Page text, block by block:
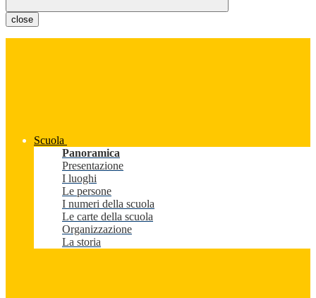
close
Scuola
Panoramica
Presentazione
I luoghi
Le persone
I numeri della scuola
Le carte della scuola
Organizzazione
La storia